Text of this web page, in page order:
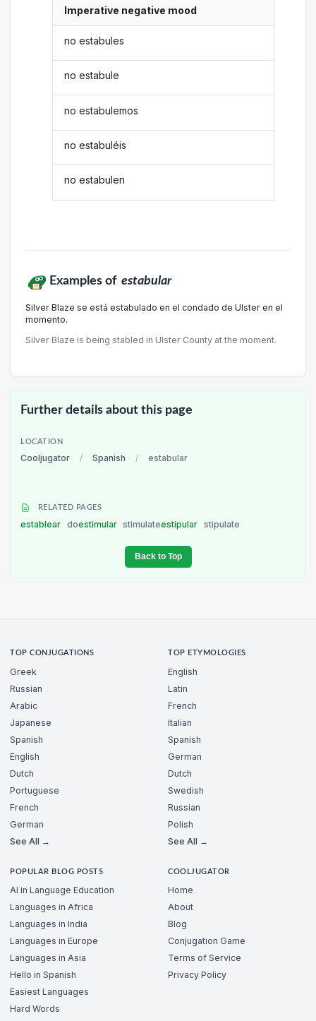
Imperative negative mood
no estabules
no estabule
no estabulemos
no estabuléis
no estabulen
Examples of estabular
Silver Blaze se está estabulado en el condado de Ulster en el
momento.
Silver Blaze is being stabled in Ulster County at the moment.
Further details about this page
LOCATION
Cooljugator / Spanish / estabular
RELATED PAGES
establear doestimular stimulateestipular stipulate
Back to Top
TOP CONJUGATIONS
Greek
Russian
Arabic
Japanese
Spanish
English
Dutch
Portuguese
French
German
See All →
TOP ETYMOLOGIES
English
Latin
French
Italian
Spanish
German
Dutch
Swedish
Russian
Polish
See All →
POPULAR BLOG POSTS
AI in Language Education
Languages in Africa
Languages in India
Languages in Europe
Languages in Asia
Hello in Spanish
Easiest Languages
Hard Words
COOLJUGATOR
Home
About
Blog
Conjugation Game
Terms of Service
Privacy Policy